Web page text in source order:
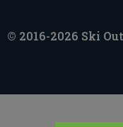
© 2016-2026 Ski